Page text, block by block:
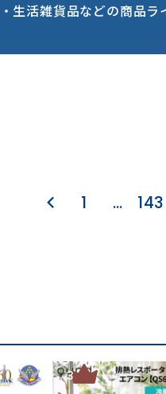
生活雑貨品などの商品ラ
1 … 143
3